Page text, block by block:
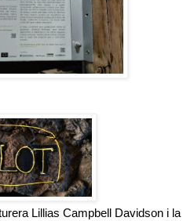
Lillias Campbell Davidson i la